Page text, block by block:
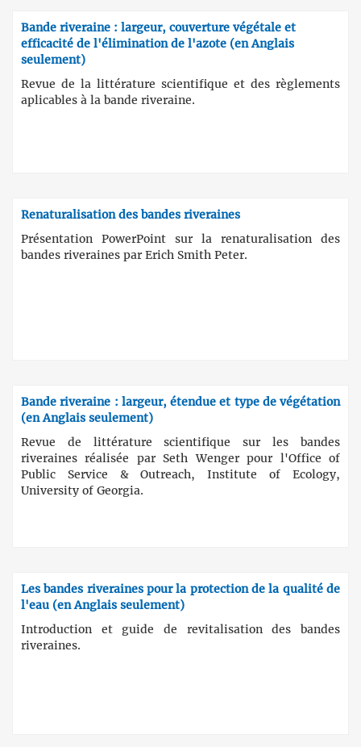
Bande riveraine : largeur, couverture végétale et
efficacité de l'élimination de l'azote (en Anglais
seulement)
Revue de la littérature scientifique et des règlements
aplicables à la bande riveraine.
Renaturalisation des bandes riveraines
Présentation PowerPoint sur la renaturalisation des
bandes riveraines par Erich Smith Peter.
Bande riveraine : largeur, étendue et type de végétation
(en Anglais seulement)
Revue de littérature scientifique sur les bandes
riveraines réalisée par Seth Wenger pour l'Office of
Public Service & Outreach, Institute of Ecology,
University of Georgia.
Les bandes riveraines pour la protection de la qualité de
l'eau (en Anglais seulement)
Introduction et guide de revitalisation des bandes
riveraines.